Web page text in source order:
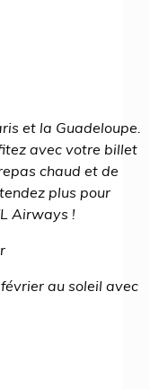
et la Guadeloupe.
avec votre billet
chaud et de
plus pour
Airways !
au soleil avec